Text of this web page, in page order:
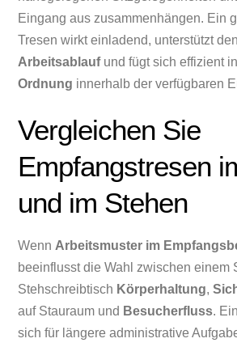
Eingang aus zusammenhängen. Ein
Tresen wirkt einladend, unterstützt
Arbeitsablaufund fügt sich effizient
Ordnung innerhalb der verfügbaren
Vergleichen Sie
Empfangstresen
und im Stehen
Wenn Arbeitsmuster im
beeinflusst die Wahl zwischen einem
Stehschreibtisch Körperhaltung,
auf Stauraum und Besucherfluss.
sich für längere administrative